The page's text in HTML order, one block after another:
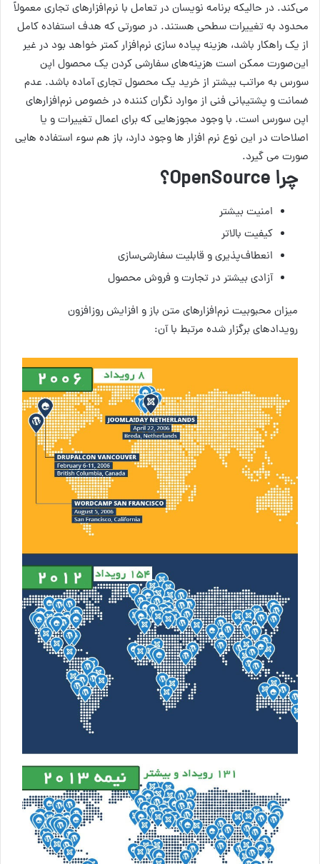
می‌‌کند. در حالیکه برنامه نویسان در تعامل با نرم‌‎افزار‌های تجاری معمولاً
محدود به تغییرات سطحی هستند. در صورتی که هدف استفاده کامل
از یک راهکار باشد، هزینه پیاده سازی نرم‎‌افزار کمتر خواهد بود در غیر
این‌صورت ممکن است هزینه‌‌های سفارشی کردن یک محصول اپن
سورس به مراتب بیشتر از خرید یک محصول تجاری آماده باشد. عدم
ضمانت و پشتیبانی فنی از موارد نگران کننده در خصوص نرم‌افزارهای
اپن سورس است. با وجود مجوزهایی که برای اعمال تغییرات و یا
اصلاحات در این نوع نرم افزار ها وجود دارد، باز هم سوء استفاده‌ هایی
صورت می‌‎ گیرد.
چرا OpenSource؟
امنیت بیشتر
کیفیت بالاتر
انعطاف‎‌پذیری و قابلیت سفارشی‌‎سازی
آزادی بیشتر در تجارت و فروش محصول
میزان محبوبیت نرم‎‌افزارهای متن باز و افزایش روزافزون
رویدادهای برگزار شده مرتبط با آن: